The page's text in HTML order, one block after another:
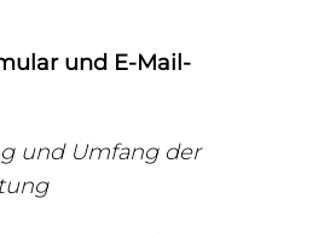
und E-Mail-
und Umfang der